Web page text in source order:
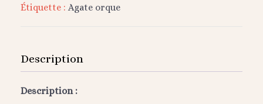
Étiquette : Agate orque
Description
Description :